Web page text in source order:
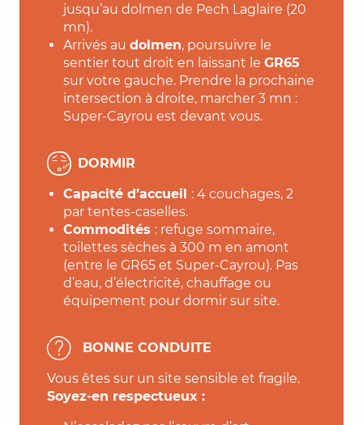
jusqu’au dolmen de Pech Laglaire (20
mn).
Arrivés au dolmen, poursuivre le
sentier tout droit en laissant le GR65
sur votre gauche. Prendre la prochaine
intersection à droite, marcher 3 mn :
Super-Cayrou est devant vous.
DORMIR
Capacité d’accueil : 4 couchages, 2
par tentes-caselles.
Commodités : refuge sommaire,
toilettes sèches à 300 m en amont
(entre le GR65 et Super-Cayrou). Pas
d’eau, d’électricité, chauffage ou
équipement pour dormir sur site.
BONNE CONDUITE
Vous êtes sur un site sensible et fragile.
Soyez-en respectueux :